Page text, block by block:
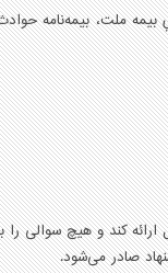
ملت، بيمه‌نامه
ارائه کند و هيچ
صادر می‌شود.